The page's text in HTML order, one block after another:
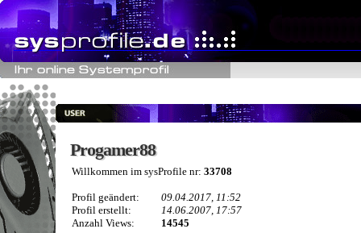
Progamer88
Progamer88
Willkommen im sysProfile nr: 33708
Profil geändert:
09.04.2017, 11:52
Profil erstellt:
14.06.2007, 17:57
Anzahl Views:
14545